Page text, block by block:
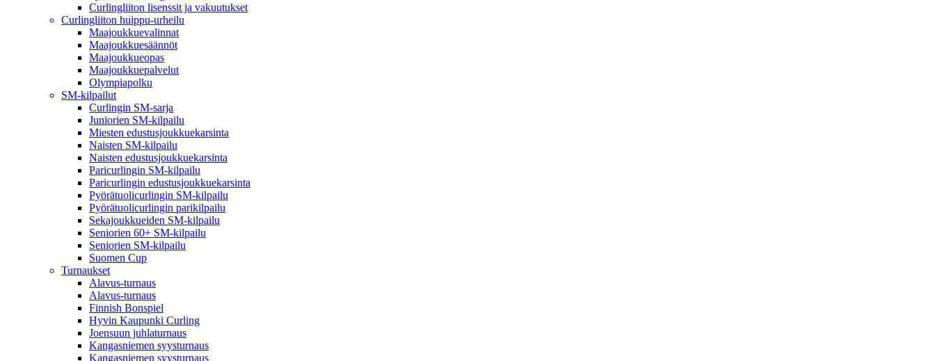
Curlingliiton lisenssit ja vakuutukset
Curlingliiton huippu-urheilu
Maajoukkuevalinnat
Maajoukkuesäännöt
Maajoukkueopas
Maajoukkuepalvelut
Olympiapolku
SM-kilpailut
Curlingin SM-sarja
Juniorien SM-kilpailu
Miesten edustusjoukkuekarsinta
Naisten SM-kilpailu
Naisten edustusjoukkuekarsinta
Paricurlingin SM-kilpailu
Paricurlingin edustusjoukkuekarsinta
Pyörätuolicurlingin SM-kilpailu
Pyörätuolicurlingin parikilpailu
Sekajoukkueiden SM-kilpailu
Seniorien 60+ SM-kilpailu
Seniorien SM-kilpailu
Suomen Cup
Turnaukset
Alavus-turnaus
Alavus-turnaus
Finnish Bonspiel
Hyvin Kaupunki Curling
Joensuun juhlaturnaus
Kangasniemen syysturnaus
Kangasniemen syysturnaus